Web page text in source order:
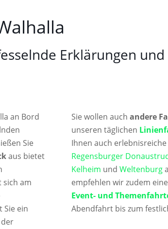
Erklärungen
an Bord
Sie
aus bietet
sich am
ein
Sie wollen auch andere
unseren täglichen
Ihnen auch
Regensburger
Kelheim und Weltenburg
empfehlen wir zudem
Event- und
Abendfahrt bis zum